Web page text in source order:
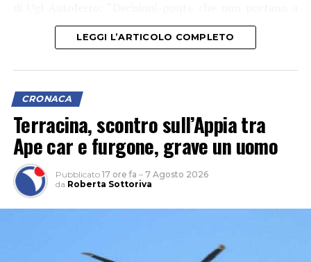
nulla”, afferma.
carenza di personale che unita a un parco mezzi che non
LEGGI L’ARTICOLO COMPLETO
CRONACA
Terracina, scontro sull’Appia tra
Ape car e furgone, grave un uomo
Pubblicato 17 ore fa – 7 Agosto 2026
da Roberta Sottoriva